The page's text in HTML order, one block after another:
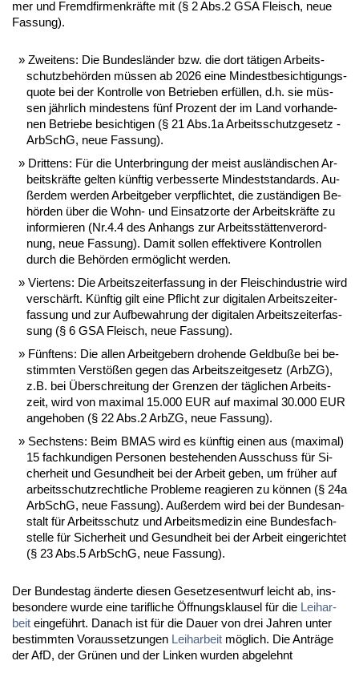
mer und Fremd­fir­men­kräf­te mit (§ 2 Abs.2 GSA Fleisch, neue
Fas­sung).
Zwei­tens: Die Bun­des­län­der bzw. die dort tä­ti­gen Ar­beits­
schutz­be­hör­den müs­sen ab 2026 ei­ne Min­dest­be­sich­ti­gungs­
quo­te bei der Kon­trol­le von Be­trie­ben er­fül­len, d.h. sie müs­
sen jähr­lich min­des­tens fünf Pro­zent der im Land vor­han­de­
nen Be­trie­be be­sich­ti­gen (§ 21 Abs.1a Ar­beits­schutz­ge­setz -
Ar­bSchG, neue Fas­sung).
Drit­tens: Für die Un­ter­brin­gung der meist aus­län­di­schen Ar­
beits­kräf­te gel­ten künf­tig ver­bes­ser­te Min­dest­stan­dards. Au­
ßer­dem wer­den Ar­beit­ge­ber ver­pflich­tet, die zu­stän­di­gen Be­
hör­den über die Wohn- und Ein­satz­or­te der Ar­beits­kräf­te zu
in­for­mie­ren (Nr.4.4 des An­hangs zur Ar­beits­stät­ten­ver­ord­
nung, neue Fas­sung). Da­mit sol­len ef­fek­ti­ve­re Kon­trol­len
durch die Be­hör­den er­mög­licht wer­den.
Vier­tens: Die Ar­beits­zeit­er­fas­sung in der Fleisch­in­dus­trie wird
ver­schärft. Künf­tig gilt ei­ne Pflicht zur di­gi­ta­len Ar­beits­zeit­er­
fas­sung und zur Auf­be­wah­rung der di­gi­ta­len Ar­beits­zeit­er­fas­
sung (§ 6 GSA Fleisch, neue Fas­sung).
Fünf­tens: Die al­len Ar­beit­ge­bern dro­hen­de Geld­bu­ße bei be­
stimm­ten Ver­stö­ßen ge­gen das Ar­beits­zeit­ge­setz (Arb­ZG),
z.B. bei Über­schrei­tung der Gren­zen der täg­li­chen Ar­beits­
zeit, wird von ma­xi­mal 15.000 EUR auf ma­xi­mal 30.000 EUR
an­ge­ho­ben (§ 22 Abs.2 Arb­ZG, neue Fas­sung).
Sechs­tens: Beim BMAS wird es künf­tig ei­nen aus (ma­xi­mal)
15 fach­kun­di­gen Per­so­nen be­ste­hen­den Aus­schuss für Si­
cher­heit und Ge­sund­heit bei der Ar­beit ge­ben, um frü­her auf
ar­beits­schutz­recht­li­che Pro­ble­me re­agie­ren zu kön­nen (§ 24a
Ar­bSchG, neue Fas­sung). Au­ßer­dem wird bei der Bun­des­an­
stalt für Ar­beits­schutz und Ar­beits­me­di­zin ei­ne Bun­des­fach­
stel­le für Si­cher­heit und Ge­sund­heit bei der Ar­beit ein­ge­rich­tet
(§ 23 Abs.5 Ar­bSchG, neue Fas­sung).
Der Bun­des­tag än­der­te die­sen Ge­set­zes­ent­wurf leicht ab, ins­
be­son­de­re wur­de ei­ne ta­rif­li­che Öff­nungs­klau­sel für die Leih­ar­
beit ein­ge­führt. Da­nach ist für die Dau­er von drei Jah­ren un­ter
be­stimm­ten Vor­aus­set­zun­gen Leih­ar­beit mög­lich. Die An­trä­ge
der AfD, der Grü­nen und der Lin­ken wur­den ab­ge­lehnt